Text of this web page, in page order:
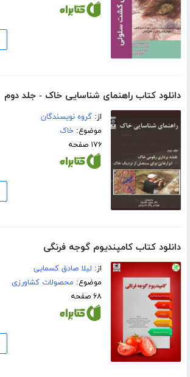
دانلود کتاب راهنمای شناسایی خاک - جلد دوم
از:گروه نویسندگان
موضوع:خاک
۱۷۶ صفحه
دانلود کتاب کامپندیوم گوجه فرنگی
از: لیلا صادق کسمایی
موضوع: محصولات کشاورزی
۶۸ صفحه